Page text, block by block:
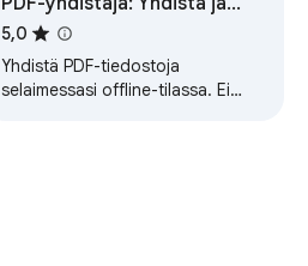
järjestä PDF-sivut
5,0
Yhdistä PDF-tiedostoja
selaimessasi offline-tilassa. Ei